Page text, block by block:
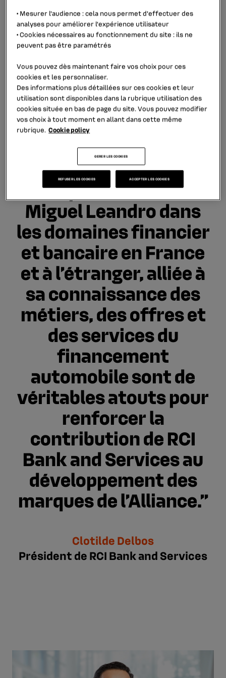
Il a contribué de
manière significative à
la performance du
Groupe tout au long de
sa carrière, et
notamment depuis
avril 2018 à la tête de
RCI Bank and Services.
L’expertise de João
Miguel Leandro dans
les domaines financier
et bancaire en France
et à l’étranger, alliée à
sa connaissance des
métiers, des offres et
des services du
financement
automobile sont de
véritables atouts pour
renforcer la
contribution de RCI
Bank and Services au
développement des
marques de l’Alliance.
Clotilde Delbos
Président de RCI Bank and Services
• Mesurer l'audience : cela nous permet d'effectuer des
analyses pour améliorer l’expérience utilisateur
•Cookies nécessaires au fonctionnement du site : ils ne
peuvent pas être paramétrés
Vous pouvez dès maintenant faire vos choix pour ces
cookies et les personnaliser.
Des informations plus détaillées sur ces cookies et leur
utilisation sont disponibles dans la rubrique utilisation des
cookiessituée en bas de page du site. Vous pouvez modifier
vos choix à tout moment en allant dans cette même
rubrique. Cookie policy
GERER LES COOKIES
REFUSER LES COOKIES ACCEPTER LES COOKIES